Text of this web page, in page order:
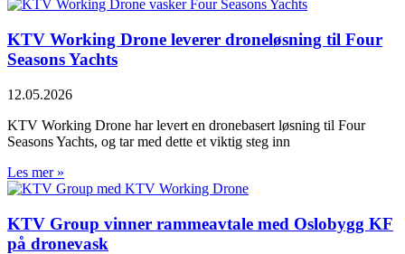
KTV Working Drone leverer droneløsning til Four
Seasons Yachts
12.05.2026
KTV Working Drone har levert en dronebasert løsning til Four
Seasons Yachts, og tar med dette et viktig steg inn
Les mer »
KTV Group vinner rammeavtale med Oslobygg KF
på dronevask